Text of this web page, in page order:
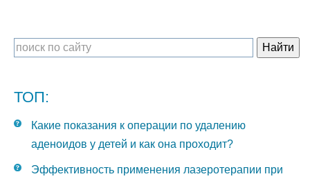
ТОП:
Какие показания к операции по удалению
аденоидов у детей и как она проходит?
Эффективность применения лазеротерапии при